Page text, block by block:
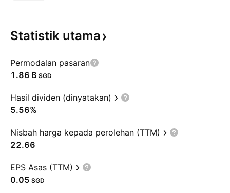
Statistik utama
Permodalan pasaran
‪1.86 B‬ SGD
Hasil dividen (dinyatakan)
5.56%
Nisbah harga kepada perolehan (TTM)
22.66
EPS Asas (TTM)
0.05 SGD